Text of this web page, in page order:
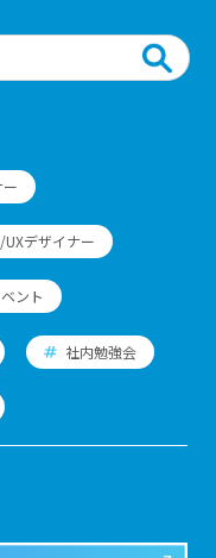
UXデザイナー
ント
社内勉強会